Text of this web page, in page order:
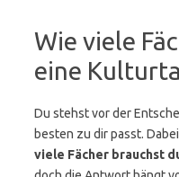
Wie viele
eine
Du stehst vor der
besten zu dir passt.
viele Fächer brauchst